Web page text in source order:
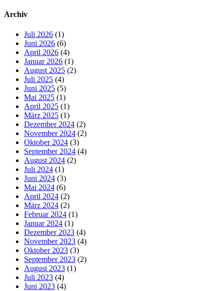
Archiv
Juli 2026 (1)
Juni 2026 (6)
April 2026 (4)
Januar 2026 (1)
August 2025 (2)
Juli 2025 (4)
Juni 2025 (5)
Mai 2025 (1)
April 2025 (1)
März 2025 (1)
Dezember 2024 (2)
November 2024 (2)
Oktober 2024 (3)
September 2024 (4)
August 2024 (2)
Juli 2024 (1)
Juni 2024 (3)
Mai 2024 (6)
April 2024 (2)
März 2024 (2)
Februar 2024 (1)
Januar 2024 (1)
Dezember 2023 (4)
November 2023 (4)
Oktober 2023 (3)
September 2023 (2)
August 2023 (1)
Juli 2023 (4)
Juni 2023 (4)